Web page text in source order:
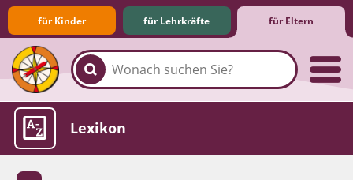
für Kinder für Lehrkräfte für Eltern
Familie & Medien
Spieletipps & Lernsoftware
Die Jüngsten im Netz
Lexikon